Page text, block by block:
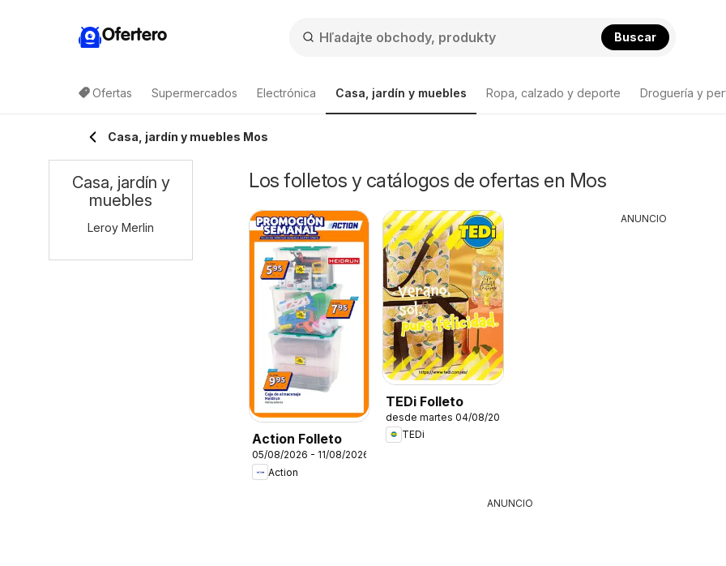
Ofertero Buscar
Ofertas Supermercados Electrónica Casa, jardín y muebles Ropa, calzado y deporte Droguería y
Casa, jardín y muebles Mos
Los folletos y catálogos de ofertas en Mos
Action Folleto
05/08/2026 - 11/08/2026
Action
TEDi Folleto
desde martes 04/08/2026
TEDi
ANUNCIO
ANUNCIO
Casa, jardín y
muebles
Leroy Merlin